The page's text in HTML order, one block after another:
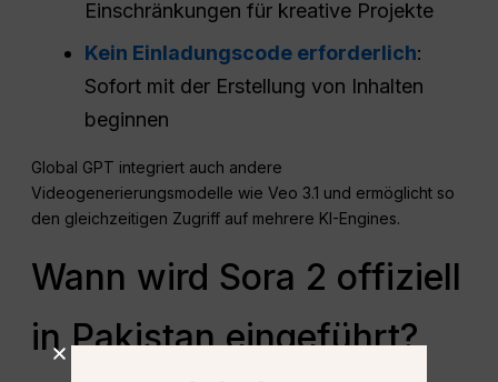
Einschränkungen für kreative Projekte
Kein Einladungscode erforderlich:
Sofort mit der Erstellung von Inhalten
beginnen
Global GPT integriert auch andere
Videogenerierungsmodelle wie Veo 3.1 und ermöglicht so
den gleichzeitigen Zugriff auf mehrere KI-Engines.
Wann wird Sora 2 offiziell
in Pakistan eingeführt?